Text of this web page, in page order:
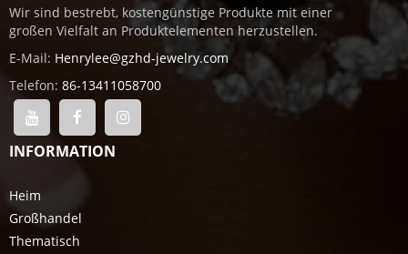
Wir sind bestrebt, kostengünstige Produkte mit einer
großen Vielfalt an Produktelementen herzustellen.
E-Mail: Henrylee@gzhd-jewelry.com
Telefon: 86-13411058700
INFORMATION
Heim
Großhandel
Thematisch